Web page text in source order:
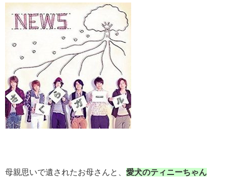
母親思いで遺されたお母さんと、 愛犬のティニーちゃん